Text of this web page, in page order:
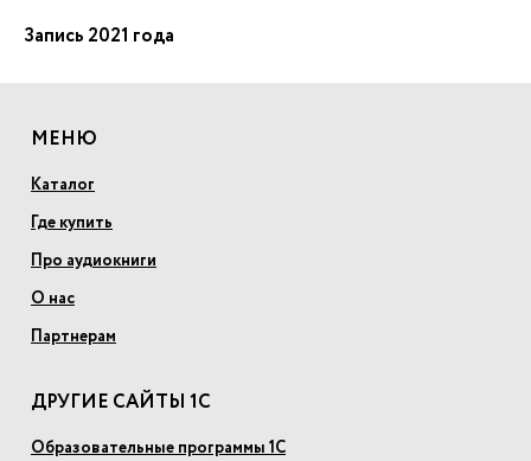
Запись 2021 года
МЕНЮ
Каталог
Где купить
Про аудиокниги
О нас
Партнерам
ДРУГИЕ САЙТЫ 1С
Образовательные программы 1С